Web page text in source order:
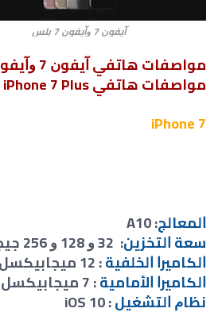
ﺁﻳﻔﻮﻥ 7 ﻭﺁﻳﻔﻮﻥ 7 ﺑﻠﺲ
مواصفات ﻫﺎﺗﻔﻲ ﺁﻳﻔﻮﻥ 7 ﻭﺁﻳﻔﻮﻥ 7 ﺑﻠﺲ
مواصفات هاتفي iPhone 7 iPhone 7 Plus
iPhone 7
ﺍﻟﻤﻌﺎﻟﺞ: A10
ﺳﻌﺔ ﺍﻟﺘﺨﺰﻳﻦ: 32 ﻭ 128 ﻭ 256 ﺟﻴﺠﺎﺑﺎﻳﺖ
ﺍﻟﻜﺎﻣﻴﺮﺍ ﺍﻟﺨﻠﻔﻴﺔ: 12 ﻣﻴﺠﺎﺑﻴﻜﺴﻞ
ﺍﻟﻜﺎﻣﻴﺮﺍ ﺍﻷﻣﺎﻣﻴﺔ: 7 ﻣﻴﺠﺎﺑﻴﻜﺴﻞ
ﻧﻈﺎﻡ ﺍﻟﺘﺸﻐﻴﻞ: iOS 10